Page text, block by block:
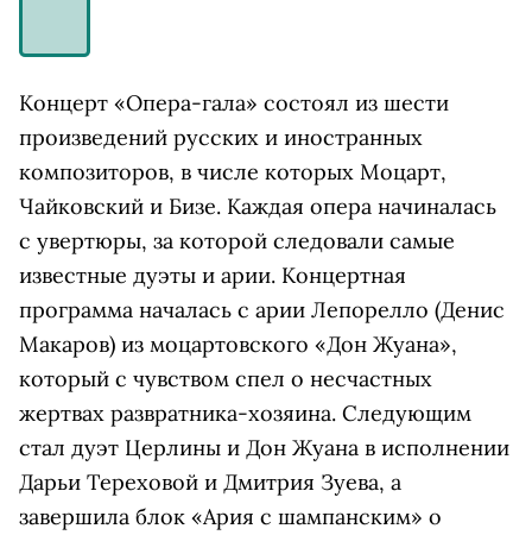
Концерт «Опера-гала» состоял из шести
произведений русских и иностранных
композиторов, в числе которых Моцарт,
Чайковский и Бизе. Каждая опера начиналась
с увертюры, за которой следовали самые
известные дуэты и арии. Концертная
программа началась с арии Лепорелло (Денис
Макаров) из моцартовского «Дон Жуана»,
который с чувством спел о несчастных
жертвах развратника-хозяина. Следующим
стал дуэт Церлины и Дон Жуана в исполнении
Дарьи Тереховой и Дмитрия Зуева, а
завершила блок «Ария с шампанским» о